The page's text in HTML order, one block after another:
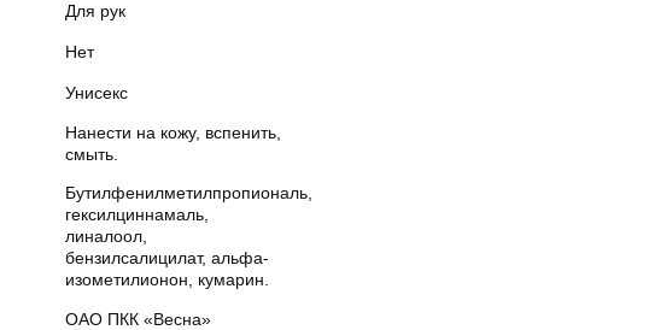
Для рук
Нет
Унисекс
Нанести на кожу, вспенить,
смыть.
Бутилфенилметилпропиональ,
гексилциннамаль,
линалоол,
бензилсалицилат, альфа-
изометилионон, кумарин.
ОАО ПКК «Весна»